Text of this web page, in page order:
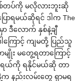
စ်တပ်ကို မလိုလားဘူးဆို
ောရမယ်ဆိုရင် ဒါက The
မှာ ဒီလောက် နှစ်နဲ့ချီ
ကြောင့် ကျမတို့ ပြည်သူ
ျိုး မတွေ့ရတာကြောင့်
ယ်ကို ရနိုင်မယ်ဆို တာ
က နည်းလမ်းတွေ ရှာမရ